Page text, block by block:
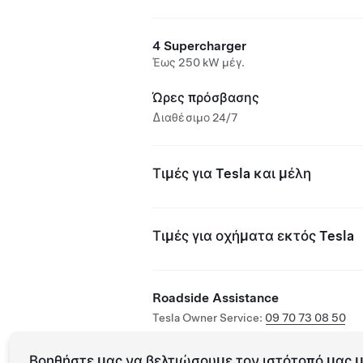
4 Supercharger
Έως 250 kW μέγ.
Ώρες πρόσβασης
Διαθέσιμο 24/7
Τιμές για Tesla και μέλη
Τιμές για οχήματα εκτός Tesla
Roadside Assistance
Tesla Owner Service: 09 70 73 08 50